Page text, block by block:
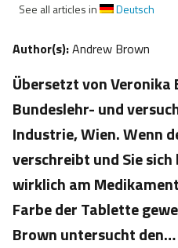
See all articles in
Deutsch
Author(s):Andrew Brown
Übersetzt von Veronika
Bundeslehr- und
Industrie, Wien. Wenn
verschreibt und Sie
wirklich am
Farbe der Tablette
Brown untersucht den…